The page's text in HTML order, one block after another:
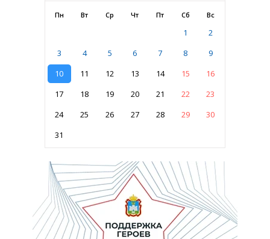
Пн Вт Ср Чт Пт Сб Вс
1
2
3
4 5 6 7 8
9
10
11 12 13 14 15
16
17
18 19 20 21 22
23
24
25 26 27 28 29
30
31